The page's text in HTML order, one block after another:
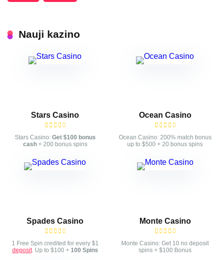
Nauji kazino
Stars Casino
Stars Casino: Get $100 bonus
cash+ 200 bonus spins
Ocean Casino
Ocean Casino: 200% match bonus
up to $500 + 20 bonus spins
Spades Casino
1 Free Spin credited for every $1
deposit. Up to $100 + 100 Spins
Monte Casino
Monte Casino: Get 10 no deposit
spins + $100 Bonus